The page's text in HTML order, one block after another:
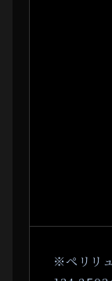
※ペリリ